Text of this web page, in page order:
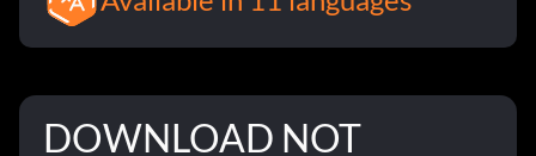
DOWNLOAD NOT